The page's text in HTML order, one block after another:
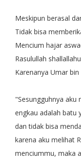
Meskipun berasal
Tidak bisa
Mencium hajar
Rasulullah
Karenanya Umar
"Sesungguhnya aku
engkau adalah batu
dan tidak bisa
karena aku melihat
menciummu, maka